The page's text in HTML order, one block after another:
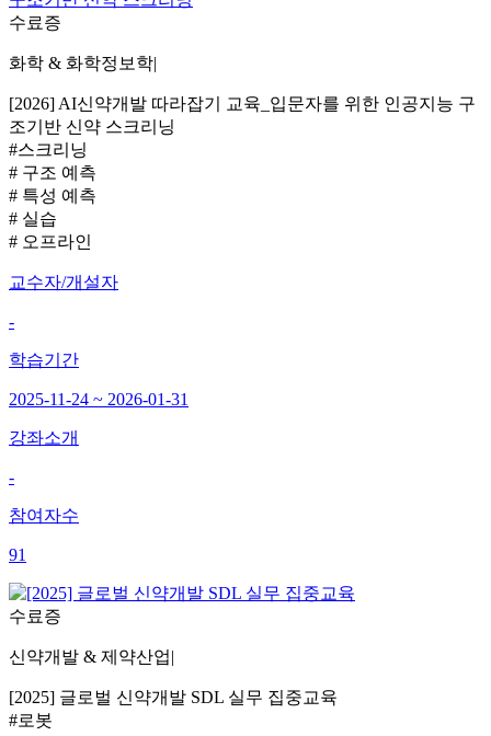
수료증
화학 & 화학정보학|
[2026] AI신약개발 따라잡기 교육_입문자를 위한 인공지능 구
조기반 신약 스크리닝
#스크리닝
# 구조 예측
# 특성 예측
# 실습
# 오프라인
교수자/개설자
-
학습기간
2025-11-24 ~ 2026-01-31
강좌소개
-
참여자수
91
수료증
신약개발 & 제약산업|
[2025] 글로벌 신약개발 SDL 실무 집중교육
#로봇